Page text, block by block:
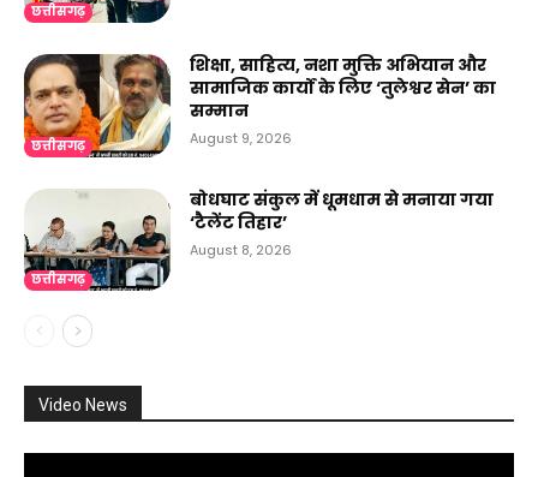
छत्तीसगढ़
छत्तीसगढ़
शिक्षा, साहित्य, नशा मुक्ति अभियान और
सामाजिक कार्यों के लिए ‘तुलेश्वर सेन’ का
सम्मान
August 9, 2026
छत्तीसगढ़
बोधघाट संकुल में धूमधाम से मनाया गया
‘टैलेंट तिहार’
August 8, 2026
Video News